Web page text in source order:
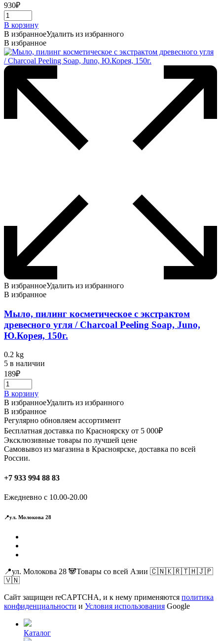
930₽
В корзину
В избранноеУдалить из избранного
В избранное
В избранноеУдалить из избранного
В избранное
Мыло, пилинг косметическое с экстрактом
древесного угля / Charcoal Peeling Soap, Juno,
Ю.Корея, 150г.
0.2 kg
5 в наличии
189₽
В корзину
В избранноеУдалить из избранного
В избранное
Регулярно обновляем ассортимент
Бесплатная доставка по Красноярску от 5 000₽
Эксклюзивные товары по лучшей цене
Самовывоз из магазина в Красноярске, доставка по всей
России.
+7 933 994 88 83
Ежедневно с 10.00-20.00
📍ул. Молокова 28
📍ул. Молокова 28 🐼Товары со всей Азии 🇨🇳🇰🇷🇹🇭🇯🇵
🇻🇳
Сайт защищен reCAPTCHA, и к нему применяются политика
конфиденциальности и Условия использования Google
Каталог